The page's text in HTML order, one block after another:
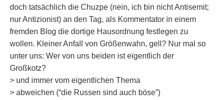
doch tatsächlich die Chuzpe (nein, ich bin nicht Antisemit;
nur Antizionist) an den Tag, als Kommentator in einem
fremden Blog die dortige Hausordnung festlegen zu
wollen. Kleiner Anfall von Größenwahn, gell? Nur mal so
unter uns: Wer von uns beiden ist eigentlich der
Großkotz?
> und immer vom eigentlichen Thema
> abweichen (“die Russen sind auch böse”)